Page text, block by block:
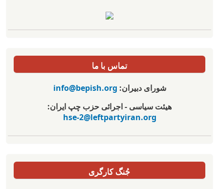
تماس با ما
شورای دبیران:info@bepish.org
هیئت سیاسی - اجرائی حزب چپ ایران:
hse-2@leftpartyiran.org
جُنگ کارگری